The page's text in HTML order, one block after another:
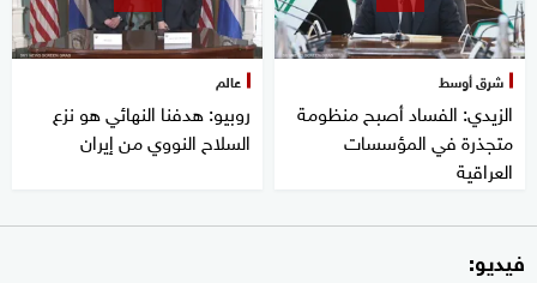
شرق أوسط
الزيدي: الفساد أصبح منظومة
متجذرة في المؤسسات
العراقية
عالم
روبيو: هدفنا النهائي هو نزع
السلاح النووي من إيران
فيديو: